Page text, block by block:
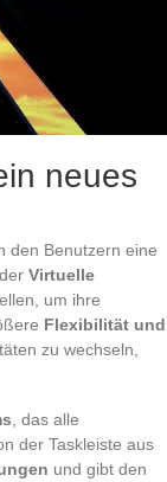
neues
den Benutzern eine
Virtuelle
um ihre
Flexibilität und
zu wechseln,
, das alle
der Taskleiste aus
und gibt den